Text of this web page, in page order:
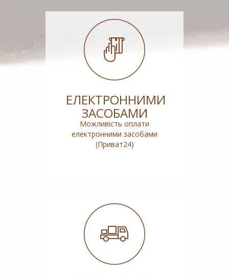
ЕЛЕКТРОННИМИ
ЗАСОБАМИ
Можливість оплати
електронними засобами
(Приват24)